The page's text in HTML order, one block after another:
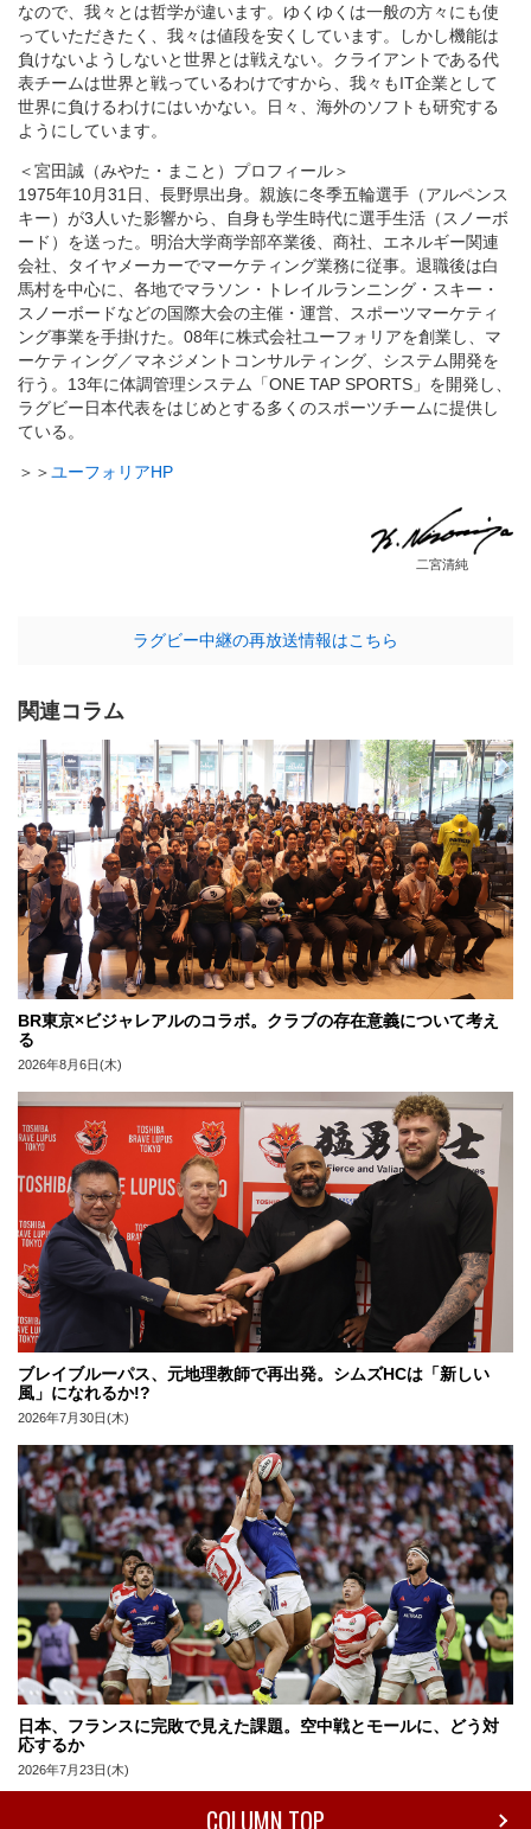
なので、我々とは哲学が違います。ゆくゆくは一般の方々にも使
っていただきたく、我々は値段を安くしています。しかし機能は
負けないようしないと世界とは戦えない。クライアントである代
表チームは世界と戦っているわけですから、我々もIT企業として
世界に負けるわけにはいかない。日々、海外のソフトも研究する
ようにしています。
＜宮田誠（みやた・まこと）プロフィール＞
1975年10月31日、長野県出身。親族に冬季五輪選手（アルペンス
キー）が3人いた影響から、自身も学生時代に選手生活（スノーボ
ード）を送った。明治大学商学部卒業後、商社、エネルギー関連
会社、タイヤメーカーでマーケティング業務に従事。退職後は白
馬村を中心に、各地でマラソン・トレイルランニング・スキー・
スノーボードなどの国際大会の主催・運営、スポーツマーケティ
ング事業を手掛けた。08年に株式会社ユーフォリアを創業し、マ
ーケティング／マネジメントコンサルティング、システム開発を
行う。13年に体調管理システム「ONE TAP SPORTS」を開発し、
ラグビー日本代表をはじめとする多くのスポーツチームに提供し
ている。
＞＞ユーフォリアHP
二宮清純
ラグビー中継の再放送情報はこちら
関連コラム
BR東京×ビジャレアルのコラボ。クラブの存在意義について考え
る
2026年8月6日(木)
ブレイブルーパス、元地理教師で再出発。シムズHCは「新しい
風」になれるか!?
2026年7月30日(木)
日本、フランスに完敗で見えた課題。空中戦とモールに、どう対
応するか
2026年7月23日(木)
COLUMN TOP